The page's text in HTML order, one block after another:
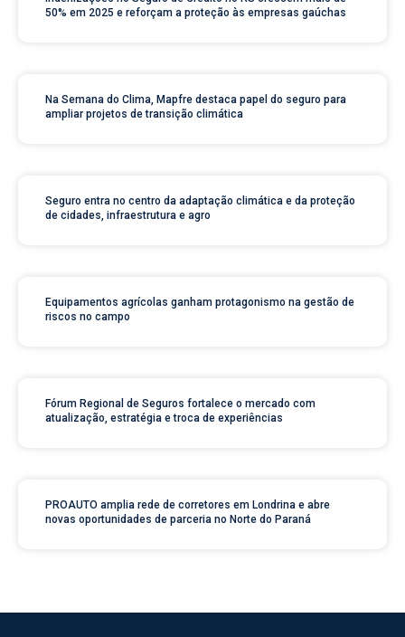
50% em 2025 e reforçam a proteção às empresas gaúchas
Na Semana do Clima, Mapfre destaca papel do seguro para
ampliar projetos de transição climática
Seguro entra no centro da adaptação climática e da proteção
de cidades, infraestrutura e agro
Equipamentos agrícolas ganham protagonismo na gestão de
riscos no campo
Fórum Regional de Seguros fortalece o mercado com
atualização, estratégia e troca de experiências
PROAUTO amplia rede de corretores em Londrina e abre
novas oportunidades de parceria no Norte do Paraná